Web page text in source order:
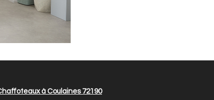
à Coulaines 72190